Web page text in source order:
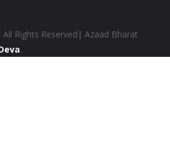
Rights Reserved| Azaad Bharat
.